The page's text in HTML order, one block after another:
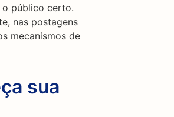
público certo.
nas postagens
mecanismos de
sua